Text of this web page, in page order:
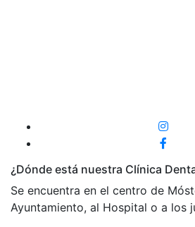
¿Dónde está nuestra Clínica
Se encuentra en el centro de
Ayuntamiento, al Hospital o a los